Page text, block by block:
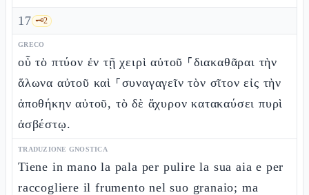
17 🗝️2
GRECO
οὗ τὸ πτύον ἐν τῇ χειρὶ αὐτοῦ ⸀διακαθᾶραι τὴν
ἅλωνα αὐτοῦ καὶ ⸀συναγαγεῖν τὸν σῖτον εἰς τὴν
ἀποθήκην αὐτοῦ, τὸ δὲ ἄχυρον κατακαύσει πυρὶ
ἀσβέστῳ.
TRADUZIONE GNOSTICA
Tiene in mano la pala per pulire la sua aia e per
raccogliere il frumento nel suo granaio; ma